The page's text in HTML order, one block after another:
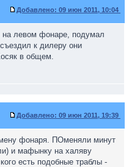
Добавлено: 09 июн 2011, 10:04
на левом фонаре, подумал
к дилеру они
в общем.
Добавлено: 09 июн 2011, 19:39
фонаря. ПОменяли минут
и мафынку на халяву
есть подобные траблы -